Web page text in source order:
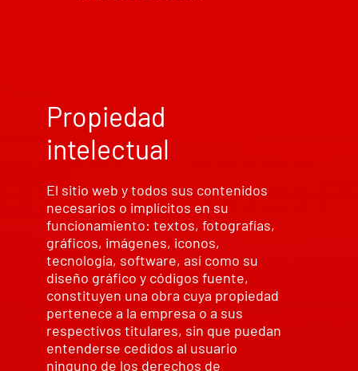
Propiedad
intelectual
El sitio web y todos sus contenidos
necesarios o implícitos en su
funcionamiento: textos, fotografías,
gráficos, imágenes, iconos,
tecnología, software, así como su
diseño gráfico y códigos fuente,
constituyen una obra cuya propiedad
pertenece a la empresa o a sus
respectivos titulares, sin que puedan
entenderse cedidos al usuario
ninguno de los derechos de